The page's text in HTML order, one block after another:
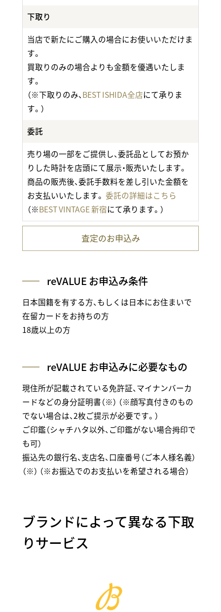
下取り
当店で新たにご購入の場合にお使いいただけま
す。
買取りのみの場合よりも金額を優遇いたしま
す。
（※下取りのみ、BEST ISHIDA全店にて承りま
す。）
委託
売り場の一部をご提供し、委託品としてお預か
りした時計を店頭にて展示・販売いたします。
商品の販売後、委託手数料を差し引いた金額を
お支払いいたします。 委託の詳細はこちら
（※BEST VINTAGE 新宿にて承ります。）
査定のお申込み
reVALUE お申込み条件
日本国籍を有する方、もしくは日本にお住まいで
在留カードをお持ちの方
18歳以上の方
reVALUE お申込みに必要なもの
現住所が記載されている免許証、マイナンバーカ
ードなどの身分証明書（※） （※顔写真付きのもの
でない場合は、2枚ご提示が必要です。）
ご印鑑（シャチハタ以外、ご印鑑がない場合拇印で
も可）
振込先の銀行名、支店名、口座番号（ご本人様名義）
（※） （※お振込でのお支払いを希望される場合）
ブランドによって異なる下取
りサービス